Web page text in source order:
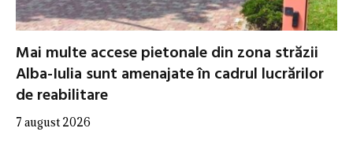
Mai multe accese pietonale din zona străzii
Alba-Iulia sunt amenajate în cadrul lucrărilor
de reabilitare
7 august 2026